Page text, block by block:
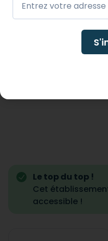
Le top du top !
Cet
accessible !